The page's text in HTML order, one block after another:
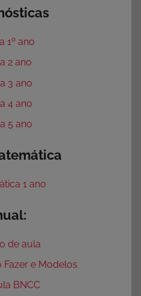
1º ano
2 ano
3 ano
4 ano
5 ano
1 ano
de aula
Fazer e Modelos
BNCC